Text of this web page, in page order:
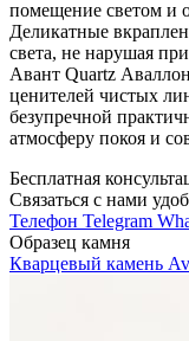
помещение светом и
Деликатные
света, не нарушая
Авант Quartz
ценителей чистых
безупречной
атмосферу покоя и
Бесплатная
Связаться с нами
Телефон Telegram
Образец камня
Кварцевый камень